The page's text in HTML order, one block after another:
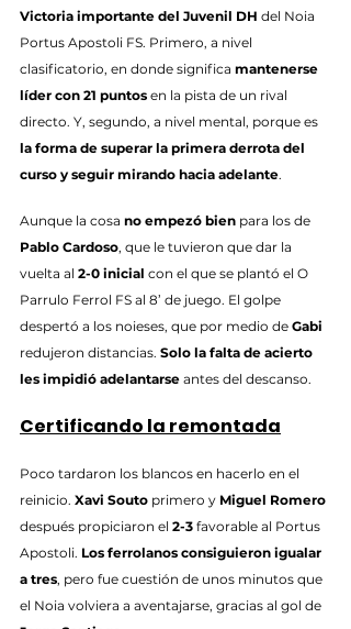
Victoria importante del Juvenil DH del Noia
Portus Apostoli FS. Primero, a nivel
clasificatorio, en donde significa mantenerse
líder con 21 puntos en la pista de un rival
directo. Y, segundo, a nivel mental, porque es
la forma de superar la primera derrota del
curso y seguir mirando hacia adelante.
Aunque la cosa no empezó bien para los de
Pablo Cardoso, que le tuvieron que dar la
vuelta al 2-0 inicial con el que se plantó el O
Parrulo Ferrol FS al 8’ de juego. El golpe
despertó a los noieses, que por medio de Gabi
redujeron distancias. Solo la falta de acierto
les impidió adelantarse antes del descanso.
Certificando la remontada
Poco tardaron los blancos en hacerlo en el
reinicio. Xavi Souto primero y Miguel Romero
después propiciaron el 2-3 favorable al Portus
Apostoli. Los ferrolanos consiguieron igualar
a tres, pero fue cuestión de unos minutos que
el Noia volviera a aventajarse, gracias al gol de